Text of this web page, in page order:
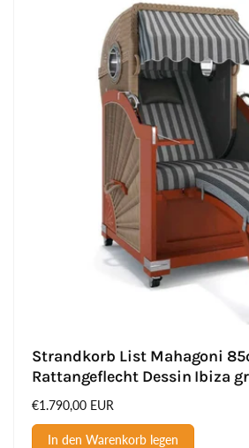
Strandkorb List Mahagoni
Rattangeflecht Dessin Ibiza
Normaler
Preis
€1.790,00 EUR
In den Warenkorb legen